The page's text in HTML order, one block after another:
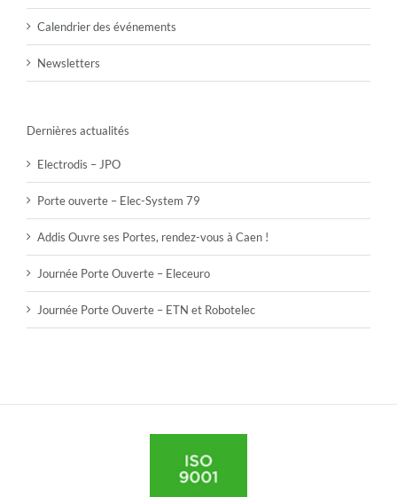
Calendrier des événements
Newsletters
Dernières actualités
Electrodis – JPO
Porte ouverte – Elec-System 79
Addis Ouvre ses Portes, rendez-vous à Caen !
Journée Porte Ouverte – Eleceuro
Journée Porte Ouverte – ETN et Robotelec